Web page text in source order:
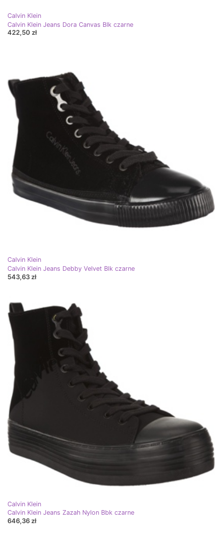
Calvin Klein
Calvin Klein Jeans Dora Canvas Blk czarne
422,50 zł
Calvin Klein
Calvin Klein Jeans Debby Velvet Blk czarne
543,63 zł
Calvin Klein
Calvin Klein Jeans Zazah Nylon Bbk czarne
646,36 zł